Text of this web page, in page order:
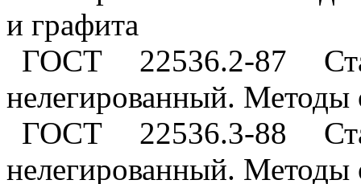
и графита
ГОСТ 22536.2-87
нелегированный. Методы
ГОСТ 22536.3-88
нелегированный. Методы